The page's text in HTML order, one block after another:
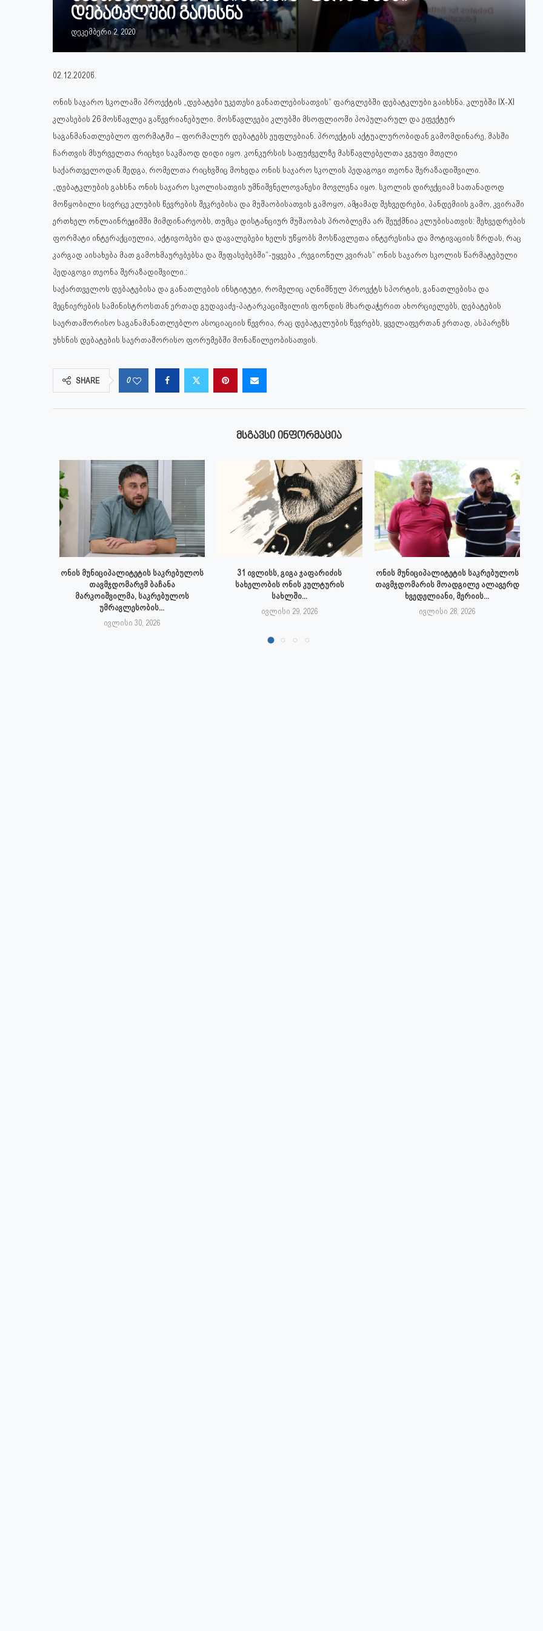
დებატკლუბი გაიხსნა
დეკემბერი 2, 2020
02.12.2020წ.
ონის საჯარო სკოლაში პროექტის „დებატები უკეთესი განათლებისათვის“ ფარგლებში დებატკლუბი გაიხსნა. კლუბში IX-XI
კლასების 26 მოსწავლეა გაწევრიანებული. მოსწავლეები კლუბში მსოფლიოში პოპულარულ და ეფექტურ
საგანმანათლებლო ფორმატში – ფორმალურ დებატებს ეუფლებიან. პროექტის აქტუალურობიდან გამომდინარე, მასში
ჩართვის მსურველთა რიცხვი საკმაოდ დიდი იყო. კონკურსის საფუძველზე მასწავლებელთა ჯგუფი მთელი
საქართველოდან შედგა, რომელთა რიცხვშიც მოხვდა ონის საჯარო სკოლის პედაგოგი თეონა შერაზადიშვილი.
„დებატკლუბის გახსნა ონის საჯარო სკოლისათვის უმნიშვნელოვანესი მოვლენა იყო. სკოლის დირექციამ სათანადოდ
მოწყობილი სივრცე კლუბის წევრების შეკრებისა და მუშაობისათვის გამოყო, ამჟამად შეხვედრები, პანდემიის გამო, კვირაში
ერთხელ ონლაინრეჟიმში მიმდინარეობს, თუმცა დისტანციურ მუშაობას პრობლემა არ შეუქმნია კლუბისათვის: შეხვედრების
ფორმატი ინტერაქციულია, აქტივობები და დავალებები ხელს უწყობს მოსწავლეთა ინტერესისა და მოტივაციის ზრდას, რაც
კარგად აისახება მათ გამოხმაურებებსა და შეფასებებში“-უყვება „რეგიონულ კვირას“ ონის საჯარო სკოლის წარმატებული
პედაგოგი თეონა შერაზადიშვილი.:
საქართველოს დებატებისა და განათლების ინსტიტუტი, რომელიც აღნიშნულ პროექტს სპორტის, განათლებისა და
მეცნიერების სამინისტროსთან ერთად გუდავაძე-პატარკაციშვილის ფონდის მხარდაჭერით ახორციელებს, დებატების
საერთაშორისო საგანამანათლებლო ასოციაციის წევრია, რაც დებატკლუბის წევრებს, ყველაფერთან ერთად, ასპარეზს
უხსნის დებატების საერთაშორისო ფორუმებში მონაწილეობისათვის.
SHARE 0
ᲛᲡᲒᲐᲕᲡᲘ ᲘᲜᲤᲝᲠᲛᲐᲪᲘᲐ
ონის მუნიციპალიტეტის საკრებულოს
თავმჯდომარემ ბაჩანა
მარკოიშვილმა, საკრებულოს
უმრავლესობის...
ივლისი 30, 2026
31 ივლისს, გიგა ჯაფარიძის
სახელობის ონის კულტურის
სახლში...
ივლისი 29, 2026
ონის მუნიციპალიტეტის საკრებულოს
თავმჯდომარის მოადგილე ალავერდ
ხვედელიანი, მერიის...
ივლისი 28, 2026